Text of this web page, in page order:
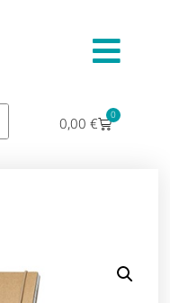
0,00 € 0